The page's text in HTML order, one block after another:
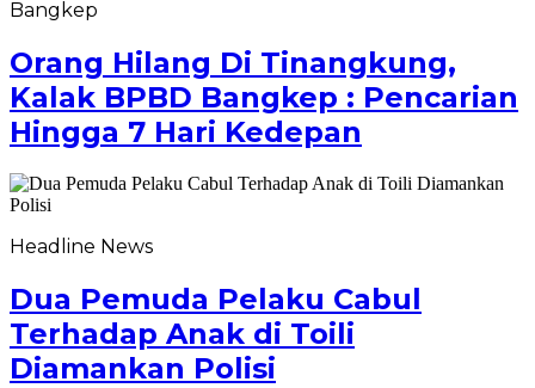
Bangkep
Orang Hilang Di Tinangkung,
Kalak BPBD Bangkep : Pencarian
Hingga 7 Hari Kedepan
Headline News
Dua Pemuda Pelaku Cabul
Terhadap Anak di Toili
Diamankan Polisi